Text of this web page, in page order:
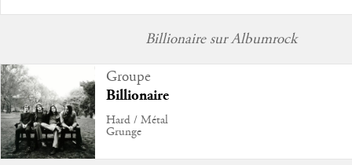
Billionaire sur Albumrock
Groupe
Billionaire
Hard / Métal
Grunge